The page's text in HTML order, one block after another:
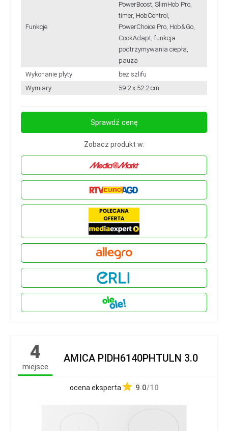
Funkcje:
PowerBoost, SlimHob Pro,
timer, HobControl,
PowerChoice Pro, Hob&Go,
CookAdapt, funkcja
podtrzymywania ciepła,
pauza
Wykonanie płyty:
bez szlifu
Wymiary:
59.2 x 52.2 cm
Sprawdź cenę
Zobacz produkt w:
4
miejsce
AMICA PIDH6140PHTULN 3.0
ocena eksperta 9.0/10